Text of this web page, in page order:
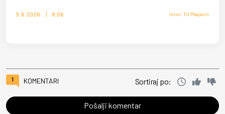
5.6.2026. 8:06 Izvor: TU Magazin
1 KOMENTARI Sortiraj po:
Pošalji komentar